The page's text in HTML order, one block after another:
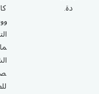
دة.